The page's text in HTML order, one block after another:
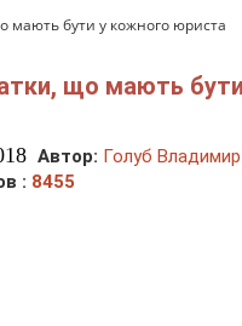
мають бути у кожного юриста
що мають
Автор: Голуб
: 8455